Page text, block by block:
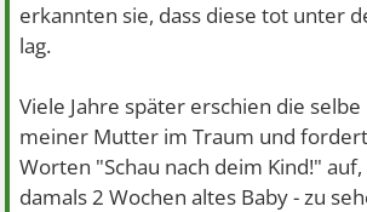
erkannten sie, dass diese tot unter
lag.
Viele Jahre später erschien die
meiner Mutter im Traum und
Worten "Schau nach deim Kind!"
damals 2 Wochen altes Baby - zu